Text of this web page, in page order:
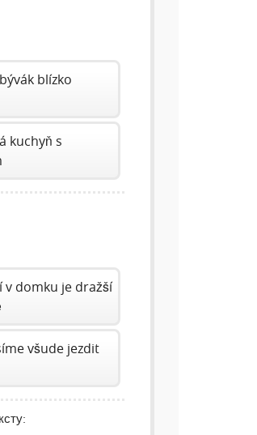
blízko
kuchyň s
v domku je dražší
všude jezdit